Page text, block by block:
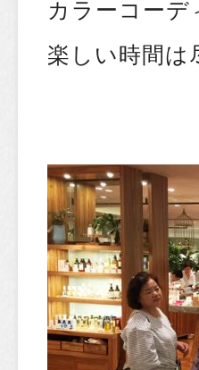
カラーコー
楽しい時間